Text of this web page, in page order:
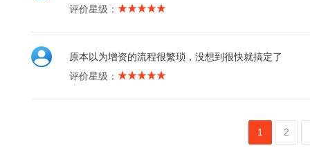
评价星级：
原本以为增资的流程很繁琐，没想到很快就搞定了
评价星级：
1 2